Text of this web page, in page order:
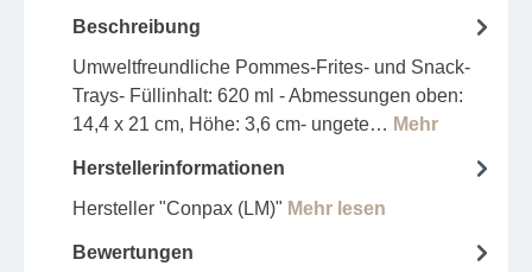
Beschreibung
Umweltfreundliche Pommes-Frites- und Snack-
Trays- Füllinhalt: 620 ml - Abmessungen oben:
14,4 x 21 cm, Höhe: 3,6 cm- ungete… Mehr
Herstellerinformationen
Hersteller "Conpax (LM)" Mehr lesen
Bewertungen